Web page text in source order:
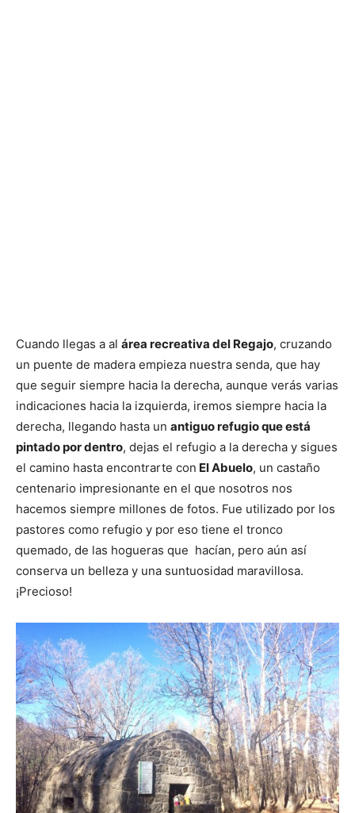
Cuando llegas a al área recreativa del Regajo, cruzando
un puente de madera empieza nuestra senda, que hay
que seguir siempre hacia la derecha, aunque verás varias
indicaciones hacia la izquierda, iremos siempre hacia la
derecha, llegando hasta un antiguo refugio que está
pintado por dentro, dejas el refugio a la derecha y sigues
el camino hasta encontrarte con El Abuelo, un castaño
centenario impresionante en el que nosotros nos
hacemos siempre millones de fotos. Fue utilizado por los
pastores como refugio y por eso tiene el tronco
quemado, de las hogueras que hacían, pero aún así
conserva un belleza y una suntuosidad maravillosa.
¡Precioso!